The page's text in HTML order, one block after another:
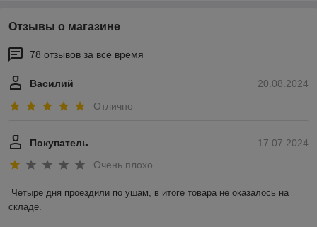
Отзывы о магазине
78 отзывов за всё время
20.08.2024
Василий
Отлично
17.07.2024
Покупатель
Очень плохо
Четыре дня проездили по ушам, в итоге товара не оказалось на
складе.